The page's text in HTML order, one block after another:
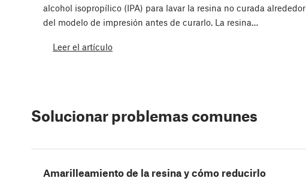
alcohol isopropílico (IPA) para lavar la resina no curada alrededor
del modelo de impresión antes de curarlo. La resina…
Leer el artículo
Solucionar problemas comunes
Amarilleamiento de la resina y cómo reducirlo